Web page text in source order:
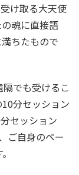
け取る大天使
魂に直接語
ちたもので
でも受けるこ
分セッション
セッション
ご自身のペー